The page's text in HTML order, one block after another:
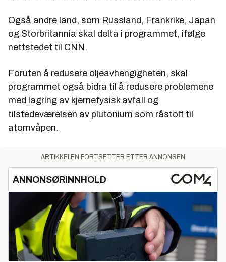
Også andre land, som Russland, Frankrike, Japan
og Storbritannia skal delta i programmet, ifølge
nettstedet til CNN.
Foruten å redusere oljeavhengigheten, skal
programmet også bidra til å redusere problemene
med lagring av kjernefysisk avfall og
tilstedeværelsen av plutonium som råstoff til
atomvåpen.
ARTIKKELEN FORTSETTER ETTER ANNONSEN
ANNONSØRINNHOLD